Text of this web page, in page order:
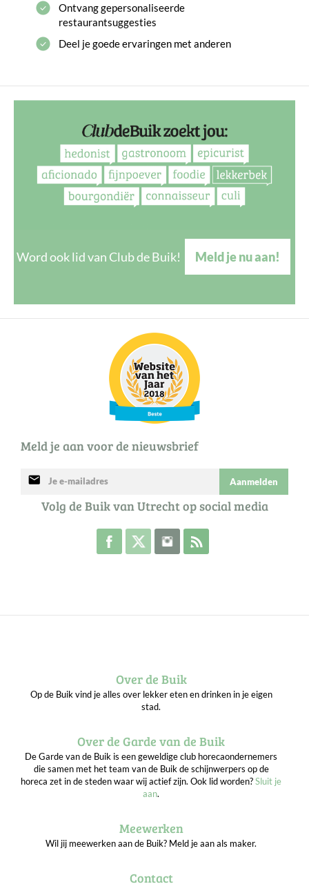
Ontvang gepersonaliseerde
restaurantsuggesties
Deel je goede ervaringen met anderen
Word ook lid van Club de Buik! Meld je nu aan!
Meld je aan voor de nieuwsbrief
mail Aanmelden
Volg de Buik van Utrecht op social media
Volg de Buik op Facebook
Volg de Buik op Twitter
Volg de Buik op Instagram
Over de Buik
Op de Buik vind je alles over lekker eten en drinken in je eigen
stad.
Over de Garde van de Buik
De Garde van de Buik is een geweldige club horecaondernemers
die samen met het team van de Buik de schijnwerpers op de
horeca zet in de steden waar wij actief zijn. Ook lid worden?Sluit je
aan.
Meewerken
Wil jij meewerken aan de Buik? Meld je aan als maker.
Contact